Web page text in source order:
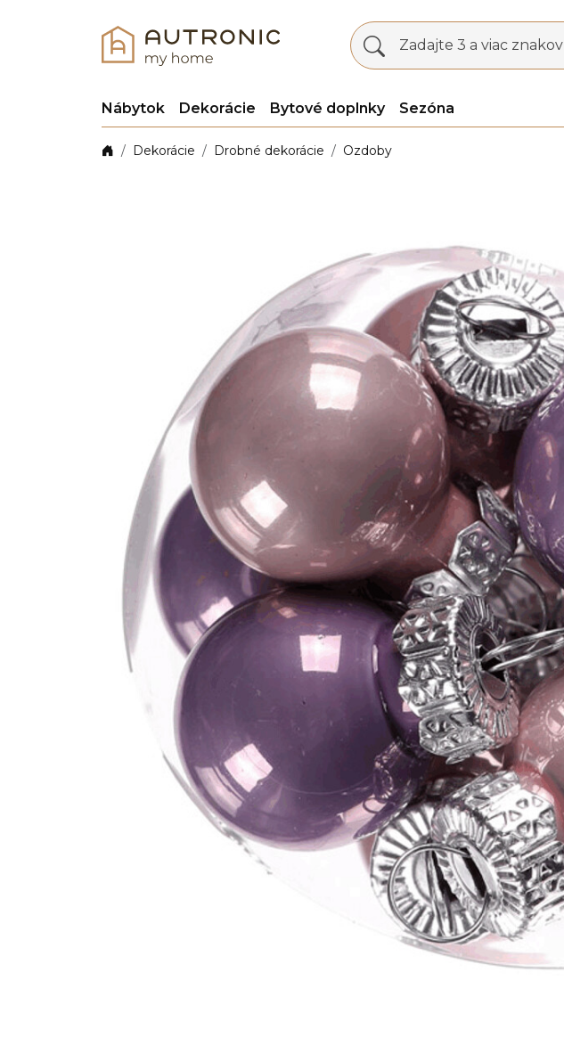
Zadajte 3 a viac znakov
Nábytok Dekorácie Bytové doplnky Sezóna
Dekorácie Drobné dekorácie Ozdoby